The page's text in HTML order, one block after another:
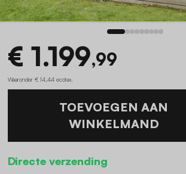
€ 1.199,99
Waaronder € 14,44 ecotax
TOEVOEGEN AAN
WINKELMAND
Directe verzending